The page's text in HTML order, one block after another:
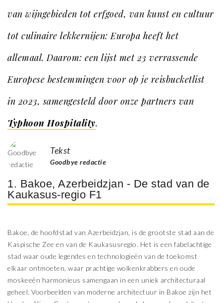
van wijngebieden tot erfgoed, van kunst en cultuur
tot culinaire lekkernijen: Europa heeft het
allemaal. Daarom: een lijst met 23 verrassende
Europese bestemmingen voor op je reisbucketlist
in 2023, samengesteld door onze partners van
Typhoon Hospitality.
Tekst
Goodbye redactie
1. Bakoe, Azerbeidzjan - De stad van de
Kaukasus-regio F1
Bakoe, de hoofdstad van Azerbeidzjan, is de grootste stad aan de
Kaspische Zee en van de Kaukasusregio. Het is een fabelachtige
stad waar oude legendes en technologieën van de toekomst
elkaar ontmoeten, waar prachtige wolkenkrabbers en oude
moskeeën harmonieus samengaan in een uniek architecturaal
geheel. Voorbeelden van moderne architectuur in Bakoe zijn het